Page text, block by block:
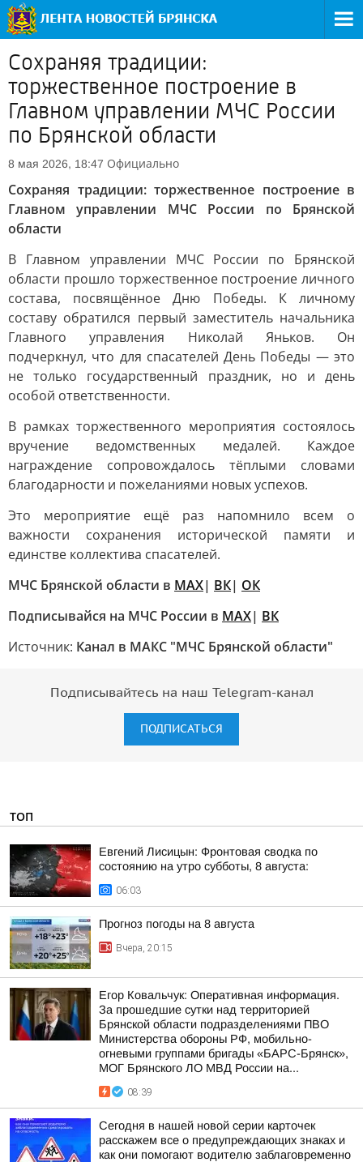
Сохраняя традиции:
торжественное построение в
Главном управлении МЧС России
по Брянской области
8 мая 2026, 18:47 Официально
Сохраняя традиции: торжественное построение в
Главном управлении МЧС России по Брянской
области
В Главном управлении МЧС России по Брянской
области прошло торжественное построение личного
состава, посвящённое Дню Победы. К личному
составу обратился первый заместитель начальника
Главного управления Николай Яньков. Он
подчеркнул, что для спасателей День Победы — это
не только государственный праздник, но и день
особой ответственности.
В рамках торжественного мероприятия состоялось
вручение ведомственных медалей. Каждое
награждение сопровождалось тёплыми словами
благодарности и пожеланиями новых успехов.
Это мероприятие ещё раз напомнило всем о
важности сохранения исторической памяти и
единстве коллектива спасателей.
МЧС Брянской области в МАХ| ВК| ОК
Подписывайся на МЧС России в MAX| ВК
Источник: Канал в МАКС "МЧС Брянской области"
Подписывайтесь на наш Telegram-канал
ПОДПИСАТЬСЯ
ТОП
Евгений Лисицын: Фронтовая сводка по
состоянию на утро субботы, 8 августа:
06:03
Прогноз погоды на 8 августа
Вчера, 20:15
Егор Ковальчук: Оперативная информация.
За прошедшие сутки над территорией
Брянской области подразделениями ПВО
Министерства обороны РФ, мобильно-
огневыми группами бригады «БАРС-Брянск»,
МОГ Брянского ЛО МВД России на...
08:39
Сегодня в нашей новой серии карточек
расскажем все о предупреждающих знаках и
как они помогают водителю заблаговременно